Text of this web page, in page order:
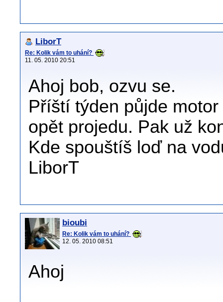
LiborT
Re: Kolik vám to uhání?
11. 05. 2010 20:51
Ahoj bob, ozvu se.
Příští týden půjde
opět projedu. Pak už
Kde spouštíš loď na
LiborT
bioubi
Re: Kolik vám to uhání?
12. 05. 2010 08:51
Ahoj